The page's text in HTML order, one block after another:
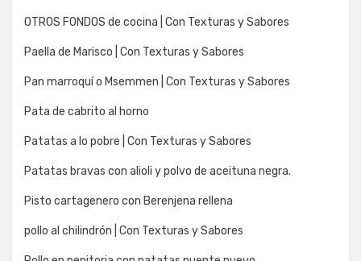
OTROS FONDOS de cocina | Con Texturas y Sabores
Paella de Marisco | Con Texturas y Sabores
Pan marroquí o Msemmen | Con Texturas y Sabores
Pata de cabrito al horno
Patatas a lo pobre | Con Texturas y Sabores
Patatas bravas con alioli y polvo de aceituna negra.
Pisto cartagenero con Berenjena rellena
pollo al chilindrón | Con Texturas y Sabores